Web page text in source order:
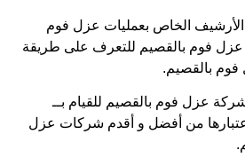
الخاص بعمليات عزل فوم
فوم بالقصيم للتعرف على طريقة
بالقصيم.
شركة عزل فوم بالقصيم للقيام بــ
من أفضل و أقدم شركات عزل